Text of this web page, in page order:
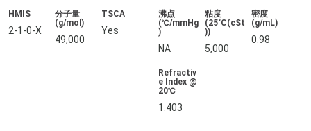
HMIS
2-1-0-X
分子量
(g/mol)
49,000
TSCA
Yes
沸点
(℃/mmHg
)
NA
粘度
(25˚C(cSt
))
5,000
密度
(g/mL)
0.98
Refractiv
e Index @
20℃
1.403